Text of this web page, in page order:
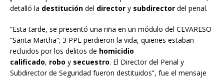
detalló la destitución del director y subdirector del penal.
“Esta tarde, se presentó una riña en un módulo del CEVARESO
“Santa Martha”; 3 PPL perdieron la vida, quienes estaban
recluidos por los delitos de homicidio
calificado, robo y secuestro. El Director del Penal y
Subdirector de Seguridad fueron destituidos”, fue el mensaje